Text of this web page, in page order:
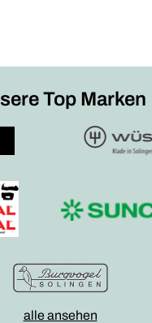
Top Marken
alle ansehen